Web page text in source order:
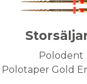
Polodent
Polotaper Gold